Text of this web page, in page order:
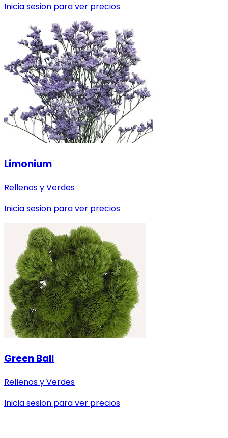
Inicia sesion para ver precios
Limonium
Rellenos y Verdes
Inicia sesion para ver precios
Green Ball
Rellenos y Verdes
Inicia sesion para ver precios